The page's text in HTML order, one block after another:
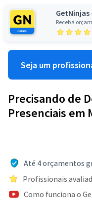
GetNinjas
Receba
Seja um
Precisando de
Presenciais em
Até 4 orçamentos
Profissionais
Como funciona o